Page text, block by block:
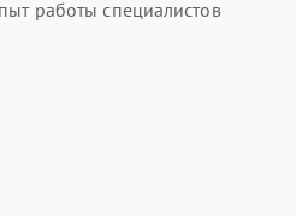
работы специалистов